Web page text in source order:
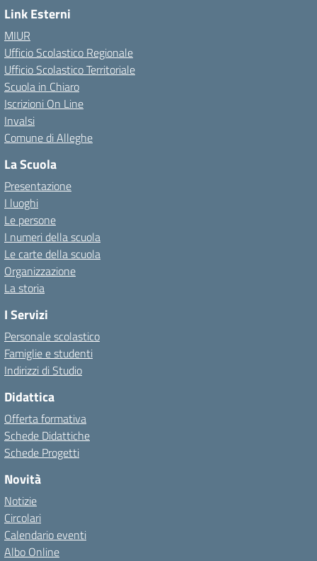
Link Esterni
MIUR
Ufficio Scolastico Regionale
Ufficio Scolastico Territoriale
Scuola in Chiaro
Iscrizioni On Line
Invalsi
Comune di Alleghe
La Scuola
Presentazione
I luoghi
Le persone
I numeri della scuola
Le carte della scuola
Organizzazione
La storia
I Servizi
Personale scolastico
Famiglie e studenti
Indirizzi di Studio
Didattica
Offerta formativa
Schede Didattiche
Schede Progetti
Novità
Notizie
Circolari
Calendario eventi
Albo Online